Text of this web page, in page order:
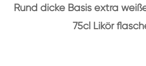
Rund dicke Basis extra
75cl Likör